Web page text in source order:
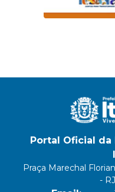
Portal Oficial
Praça Marechal
-